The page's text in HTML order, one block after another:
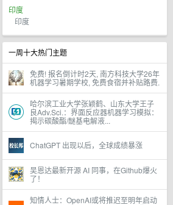
印度
印度
一周十大热门主题
免费! 报名倒计时2天, 南方科技大学26年
机器学习暑期学校, 免费食宿并补贴路费.
哈尔滨工业大学张颖鹤、山东大学王子
良Adv.Sci.：界面反应器机器学习模拟：
揭示碳酸酯/醚基电解液...
ChatGPT 出现以后，全球成绩暴涨
吴恩达最新开源 AI 同事，在Github爆火
了！
知情人士：OpenAI或将推迟至明年启动